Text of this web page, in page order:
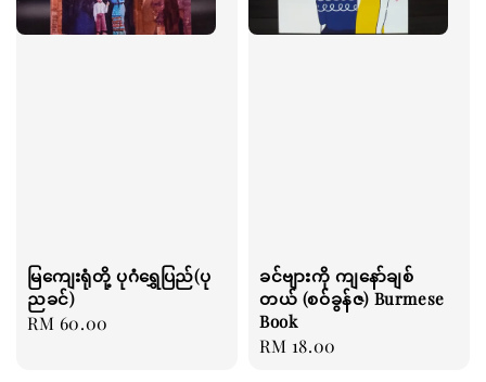
မြကျေးရုံတို့ ပုဂံရွှေပြည်(ပု
ညခင်)
Regular
RM 60.00
ခင်ဗျားကို ကျနော်ချစ်
တယ် (စဝ်ခွန်ဇ) Burmese
Book
Regular
RM 18.00